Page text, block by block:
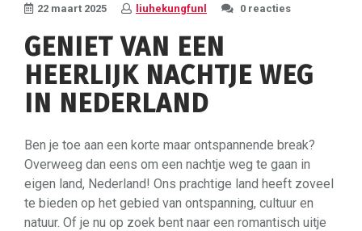
22 maart 2025 liuhekungfunl 0 reacties
GENIET VAN EEN
HEERLIJK NACHTJE WEG
IN NEDERLAND
Ben je toe aan een korte maar ontspannende break?
Overweeg dan eens om een nachtje weg te gaan in
eigen land, Nederland! Ons prachtige land heeft zoveel
te bieden op het gebied van ontspanning, cultuur en
natuur. Of je nu op zoek bent naar een romantisch uitje